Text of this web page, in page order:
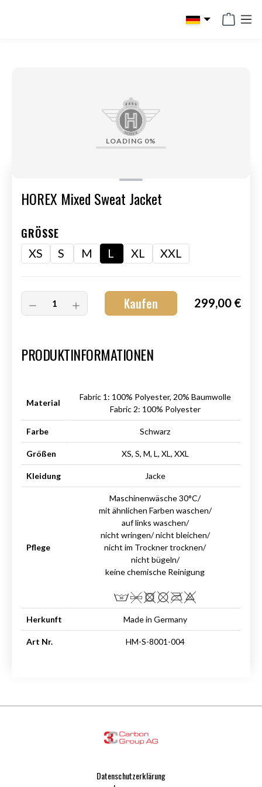
LOADING 0%
HOREX Mixed Sweat Jacket
GRÖSSE
XS S M L XL XXL
Kaufen 299,00 €
PRODUKTINFORMATIONEN
Material
Fabric 1: 100% Polyester, 20% Baumwolle
Fabric 2: 100% Polyester
Farbe Schwarz
Größen XS, S, M, L, XL, XXL
Kleidung Jacke
Pflege
Maschinenwäsche 30°C/
mit ähnlichen Farben waschen/
auf links waschen/
nicht wringen/ nicht bleichen/
nicht im Trockner trocknen/
nicht bügeln/
keine chemische Reinigung
Herkunft Made in Germany
Art Nr. HM-S-8001-004
Datenschutzerklärung